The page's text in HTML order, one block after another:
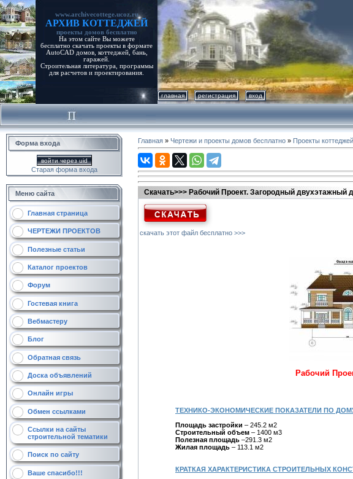
www.archivecottege.ucoz.ru
АРХИВ КОТТЕДЖЕЙ
проекты домов бесплатно
На этом сайте Вы можете
бесплатно скачать проекты в формате
AutoCAD домов, коттеджей, бань,
гаражей.
Строительная литература, программы
для расчетов и проектирования.
главная регистрация вход
Форма входа
войти через uid
Старая форма входа
Меню сайта
Главная страница
ЧЕРТЕЖИ ПРОЕКТОВ
Полезные статьи
Каталог проектов
Форум
Гостевая книга
Вебмастеру
Блог
Обратная связь
Доска объявлений
Онлайн игры
Обмен ссылками
Ссылки на сайты
строительной тематики
Поиск по сайту
Ваше спасибо!!!
Главная » Чертежи и проекты домов бесплатно » Проекты
Скачать>>> Рабочий Проект. Загородный двухэтажный
скачать этот файл бесплатно >>>
Рабочий
ТЕХНИКО-ЭКОНОМИЧЕСКИЕ ПОКАЗАТЕЛИ ПО
Площадь застройки – 245.2 м2
Строительный объем – 1400 м3
Полезная площадь –291.3 м2
Жилая площадь – 113.1 м2
КРАТКАЯ ХАРАКТЕРИСТИКА СТРОИТЕЛЬНЫХ